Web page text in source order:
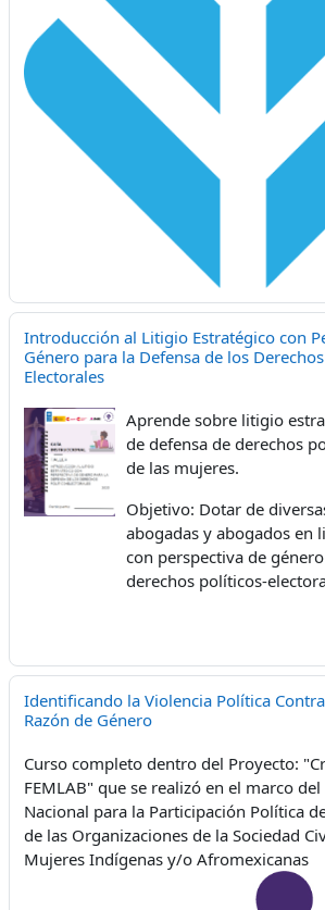
Introducción al Litigio Estratégico con
Género para la Defensa de los
Electorales
Aprende sobre litigio
de defensa de derechos
de las mujeres.
Objetivo: Dotar de
abogadas yabogados en
con perspectiva de
derechos políticos-
Identificando la Violencia Política
Razón de Género
Curso completo dentro del Proyecto:
FEMLAB" que se realizó en el marco
Nacional para la Participación Política
de las Organizaciones de la Sociedad
Mujeres Indígenas y/o Afromexicanas